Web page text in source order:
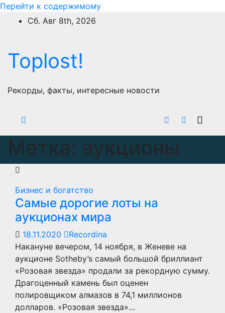
Перейти к содержимому
Сб. Авг 8th, 2026
Toplost!
Рекорды, факты, интересные новости
Метка: аукционы
Бизнес и богатство
Самые дорогие лоты на
аукционах мира
18.11.2020
Recordina
Накануне вечером, 14 ноября, в Женеве на
аукционе Sotheby’s самый большой бриллиант
«Розовая звезда» продали за рекордную сумму.
Драгоценный камень был оценен
полировщиком алмазов в 74,1 миллионов
долларов. «Розовая звезда»…